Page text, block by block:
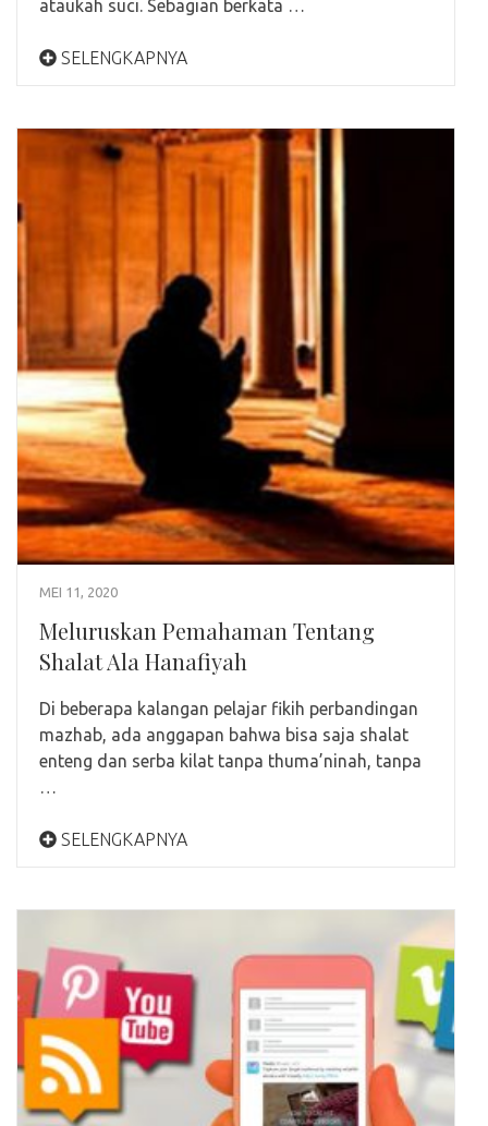
ataukah suci. Sebagian berkata …
SELENGKAPNYA
MEI 11, 2020
Meluruskan Pemahaman Tentang
Shalat Ala Hanafiyah
Di beberapa kalangan pelajar fikih perbandingan
mazhab, ada anggapan bahwa bisa saja shalat
enteng dan serba kilat tanpa thuma’ninah, tanpa
…
SELENGKAPNYA